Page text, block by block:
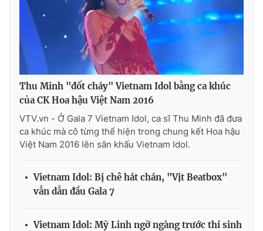
THỜI BÁO VTV
Theo dõi báo trên
Cơ quan chủ quản:Đài Truyền hình Việt Nam
Giấy phép hoạt động báo in và báo điện tử số 483/GP-BTTTT
cấp ngày 29/12/2023
Phó Tổng Biên tập:Nguyễn Thị Mỹ Hạnh, Phạm Quốc Thắng,
Thu Minh "đốt cháy" Vietnam Idol bằng ca khúc
của CK Hoa hậu Việt Nam 2016
VTV.vn - Ở Gala 7 Vietnam Idol, ca sĩ Thu Minh đã đưa
ca khúc mà cô từng thể hiện trong chung kết Hoa hậu
Việt Nam 2016 lên sân khấu Vietnam Idol.
Vietnam Idol: Bị chê hát chán, "Vịt Beatbox"
vẫn dẫn đầu Gala 7
Vietnam Idol: Mỹ Linh ngỡ ngàng trước thí sinh